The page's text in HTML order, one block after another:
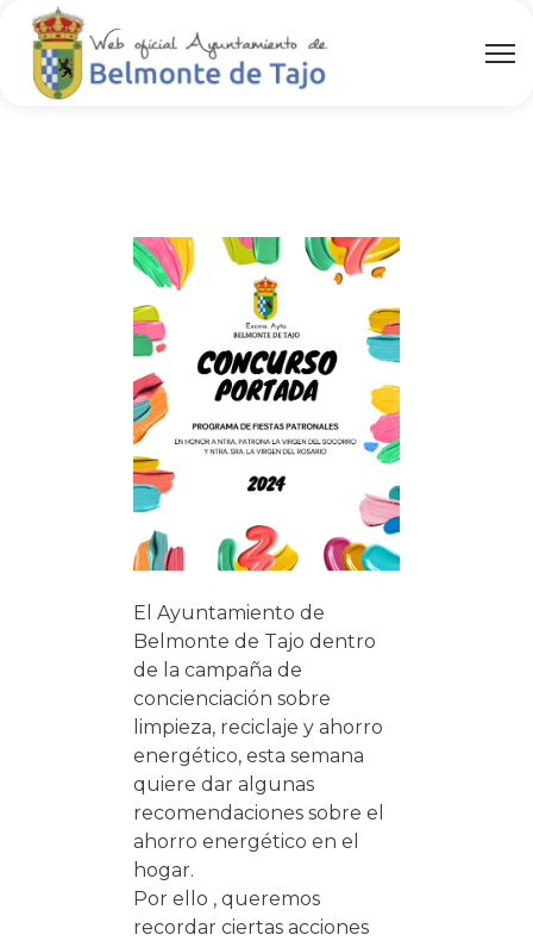
El Ayuntamiento de
Belmonte de Tajo dentro
de la campaña de
concienciación sobre
limpieza, reciclaje y ahorro
energético, esta semana
quiere dar algunas
recomendaciones sobre el
ahorro energético en el
hogar.
Por ello , queremos
recordar ciertas acciones